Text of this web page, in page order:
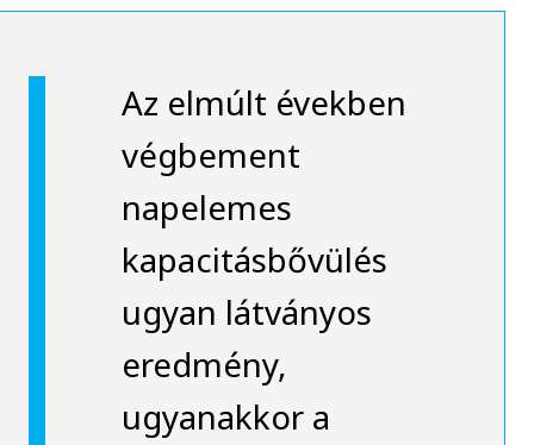
Az elmúlt években
végbement
napelemes
kapacitásbővülés
ugyan látványos
eredmény,
ugyanakkor a